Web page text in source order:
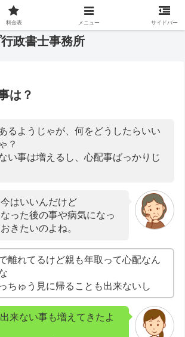
サポートアップ行政書士事務所
政書士事務所
は？
るようじゃが、何をどうしたらいい
？
い事は増えるし、心配事ばっかりじ
はいいんだけど
った後の事や病気になっ
きたいのよね。
離れてるけど親も年取って心配なん
ちゅう見に帰ることも出来ないし
来ない事も増えてきたよ
料金表 メニュー サイドバー